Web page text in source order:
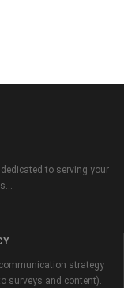
to serving your
strategy
surveys and content).